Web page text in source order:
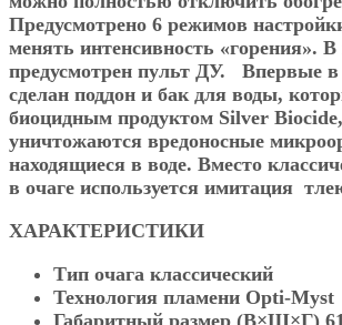
Предусмотрено 6 режимов
менять интенсивность «горения».
предусмотрен пульт ДУ. Впервые в
сделан поддон и бак для воды,
биоцидным продуктом Silver
уничтожаются вредоносные
находящиеся в воде. Вместо
в очаге используется имитация
ХАРАКТЕРИСТИКИ
Тип очага классический
Технология пламени Opti-Myst
Габаритный размер (В×Ш×Г)